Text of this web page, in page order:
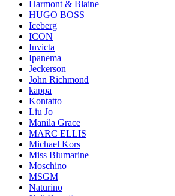
Harmont & Blaine
HUGO BOSS
Iceberg
ICON
Invicta
Ipanema
Jeckerson
John Richmond
kappa
Kontatto
Liu Jo
Manila Grace
MARC ELLIS
Michael Kors
Miss Blumarine
Moschino
MSGM
Naturino